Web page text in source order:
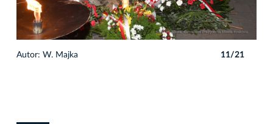
Autor: W. Majka 11/21